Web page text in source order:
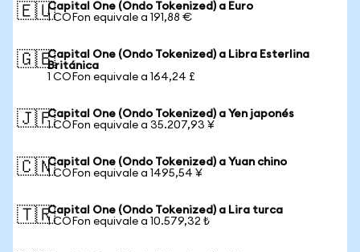
🇪🇺Capital One (Ondo Tokenized) a Euro
1 COFon equivale a 191,88 €
🇬🇧Capital One (Ondo Tokenized) a Libra Esterlina
Británica
1 COFon equivale a 164,24 £
🇯🇵Capital One (Ondo Tokenized) a Yen japonés
1 COFon equivale a 35.207,93 ¥
🇨🇳Capital One (Ondo Tokenized) a Yuan chino
1 COFon equivale a 1495,54 ¥
🇹🇷Capital One (Ondo Tokenized) a Lira turca
1 COFon equivale a 10.579,32 ₺